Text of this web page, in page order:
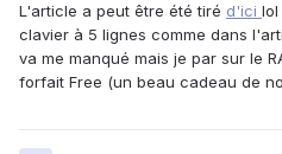
L'article a peut être été tiré d'ici lol
clavier à 5 lignes comme dans
va me manqué mais je par sur le
forfait Free (un beau cadeau de